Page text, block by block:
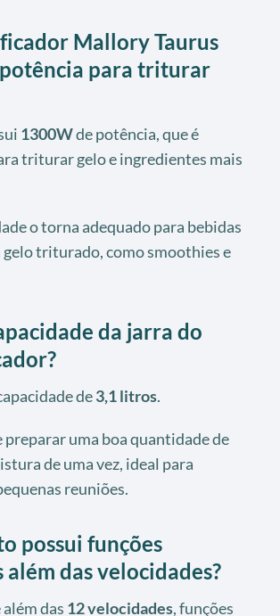
Mallory Taurus
para triturar
1300Wde potência, que é
triturar gelo e ingredientes mais
o torna adequado para bebidas
gelo triturado, como smoothies e
da jarra do
de3,1 litros.
preparar uma boa quantidade de
de uma vez, ideal para
reuniões.
possui funções
além das velocidades?
das 12 velocidades, funções